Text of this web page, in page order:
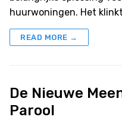
huurwoningen. Het
READ MORE →
De Nieuwe
Parool